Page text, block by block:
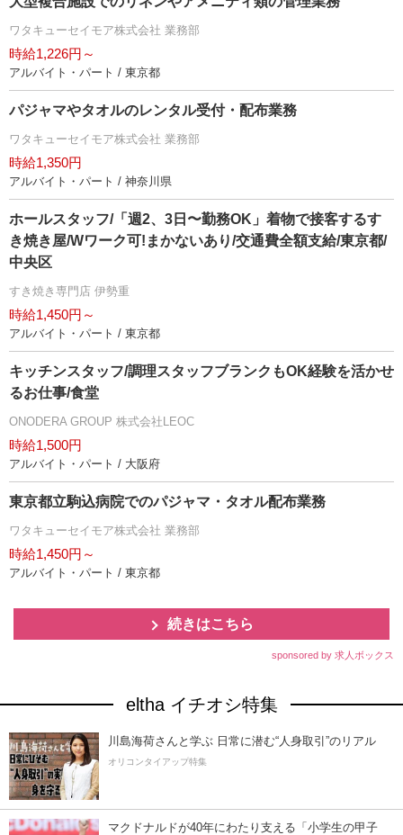
ワタキューセイモア株式会社 業務部
時給1,226円～
アルバイト・パート / 東京都
パジャマやタオルのレンタル受付・配布業務
ワタキューセイモア株式会社 業務部
時給1,350円
アルバイト・パート / 神奈川県
ホールスタッフ/「週2、3日〜勤務OK」着物で接客するす
き焼き屋/Wワーク可!まかないあり/交通費全額支給/東京都/
中央区
すき焼き専門店 伊勢重
時給1,450円～
アルバイト・パート / 東京都
キッチンスタッフ/調理スタッフブランクもOK経験を活かせ
るお仕事/食堂
ONODERA GROUP 株式会社LEOC
時給1,500円
アルバイト・パート / 大阪府
東京都立駒込病院でのパジャマ・タオル配布業務
ワタキューセイモア株式会社 業務部
時給1,450円～
アルバイト・パート / 東京都
続きはこちら
sponsored by 求人ボックス
eltha イチオシ特集
川島海荷さんと学ぶ 日常に潜む“人身取引”のリアル
オリコンタイアップ特集
マクドナルドが40年にわたり支える「小学生の甲子